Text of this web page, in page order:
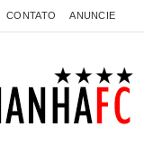
CONTATO ANUNCIE